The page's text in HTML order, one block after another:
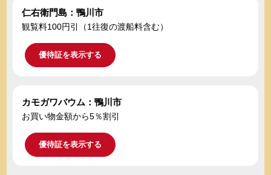
仁右衛門島：鴨川市
観覧料100円引（1往復の渡船料含む）
優待証を表示する
カモガワバウム：鴨川市
お買い物金額から5％割引
優待証を表示する